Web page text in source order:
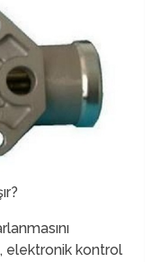
elektronik kontrol